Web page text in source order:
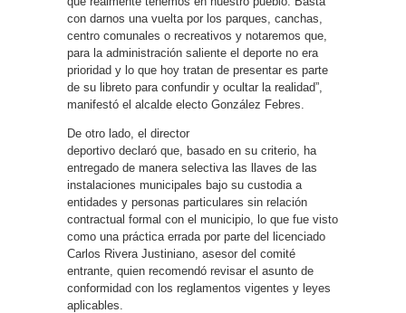
con darnos una vuelta por los parques, canchas,
centro comunales o recreativos y notaremos que,
para la administración saliente el deporte no era
prioridad y lo que hoy tratan de presentar es parte
de su libreto para confundir y ocultar la realidad”,
manifestó el alcalde electo González Febres.
De otro lado, el director
deportivo declaró que, basado en su criterio, ha
entregado de manera selectiva las llaves de las
instalaciones municipales bajo su custodia a
entidades y personas particulares sin relación
contractual formal con el municipio, lo que fue visto
como una práctica errada por parte del licenciado
Carlos Rivera Justiniano, asesor del comité
entrante, quien recomendó revisar el asunto de
conformidad con los reglamentos vigentes y leyes
aplicables.